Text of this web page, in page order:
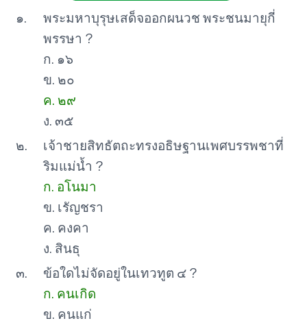
๑.
พระมหาบุรุษเสด็จออกผนวช พระชนมายุกี่
พรรษา ?
ก. ๑๖
ข. ๒๐
ค. ๒๙
ง. ๓๕
๒.
เจ้าชายสิทธัตถะทรงอธิษฐานเพศบรรพชาที่
ริมแม่น้ำ ?
ก. อโนมา
ข. เรัญชรา
ค. คงคา
ง. สินธุ
๓.
ข้อใดไม่จัดอยู่ในเทวทูต ๔ ?
ก. คนเกิด
ข. คนแก่